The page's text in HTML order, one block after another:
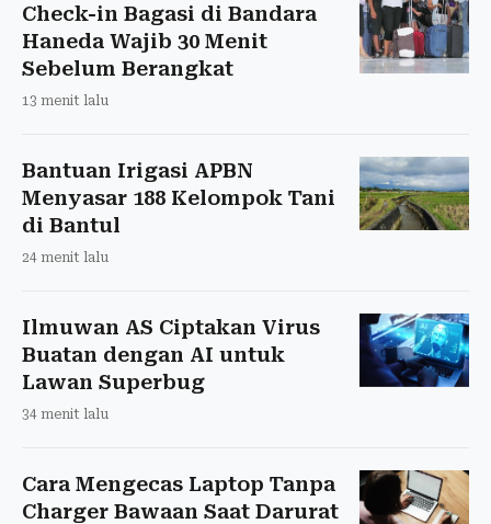
Check-in Bagasi di Bandara
Haneda Wajib 30 Menit
Sebelum Berangkat
13 menit lalu
Bantuan Irigasi APBN
Menyasar 188 Kelompok Tani
di Bantul
24 menit lalu
Ilmuwan AS Ciptakan Virus
Buatan dengan AI untuk
Lawan Superbug
34 menit lalu
Cara Mengecas Laptop Tanpa
Charger Bawaan Saat Darurat